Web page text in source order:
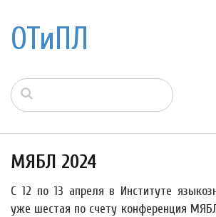
ОТиПЛ
МЯБЛ 2024
С 12 по 13 апреля в Институте
уже шестая по счету конференция